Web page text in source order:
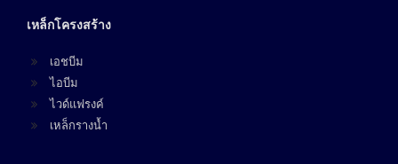
เหล็กโครงสร้าง
เอชบีม
ไอบีม
ไวด์แฟรงค์
เหล็กรางน้ำ